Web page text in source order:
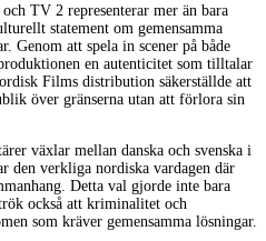
TV 2 representerar mer än bara
statement om gemensamma
Genom att spela in scener på både
en autenticitet som tilltalar
Films distribution säkerställde att
över gränserna utan att förlora sin
växlar mellan danska och svenska i
den verkliga nordiska vardagen där
Detta val gjorde inte bara
också att kriminalitet och
som kräver gemensamma lösningar.